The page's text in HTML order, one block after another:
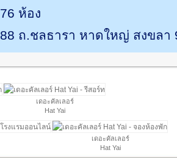
76 ห้อง
88 ถ.ชลธารา หาดใหญ่ สงขลา
เดอะคัลเลอร์
Hat Yai
เดอะคัลเลอร์
Hat Yai